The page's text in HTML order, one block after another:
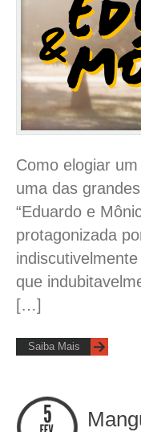
Como elogiar
uma das
“Eduardo e
protagonizada
que
[…]
Saiba Mais